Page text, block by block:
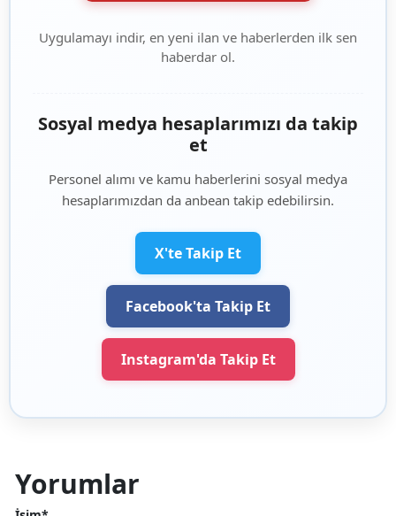
Uygulamayı indir, en yeni ilan ve haberlerden ilk sen
haberdar ol.
Sosyal medya hesaplarımızı da takip
et
Personel alımı ve kamu haberlerini sosyal medya
hesaplarımızdan da anbean takip edebilirsin.
X'te Takip Et
Facebook'ta Takip Et
Instagram'da Takip Et
Yorumlar